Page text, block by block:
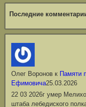
Последние
Олег Воронов к Памяти
Ефимовича25.03.2026
22 03 2026г умер
штаба лебедиского